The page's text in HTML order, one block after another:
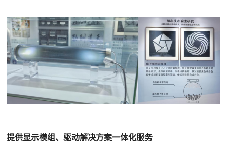
提供显示模组、驱动解决方案一体化服务